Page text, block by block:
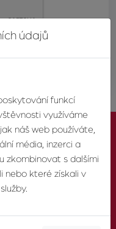
údajů
funkcí
využíváme
náš web používáte,
média, inzerci a
zkombinovat s dalšími
nebo které získali v